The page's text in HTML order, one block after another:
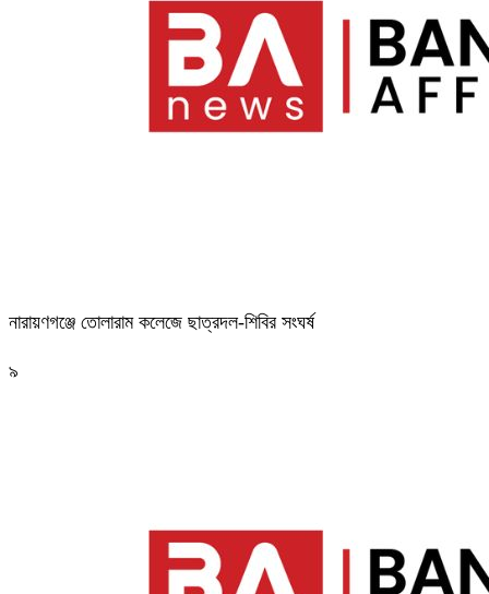
নারায়ণগঞ্জে তোলারাম কলেজে ছাত্রদল-শিবির সংঘর্ষ
৯